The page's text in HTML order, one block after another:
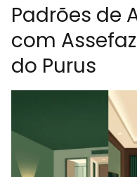
Padrões de
com
do Purus